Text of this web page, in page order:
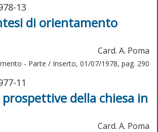
13
di orientamento
Card. A. Poma
- Parte / Inserto, 01/07/1978, pag. 290
11
della chiesa in
Card. A. Poma